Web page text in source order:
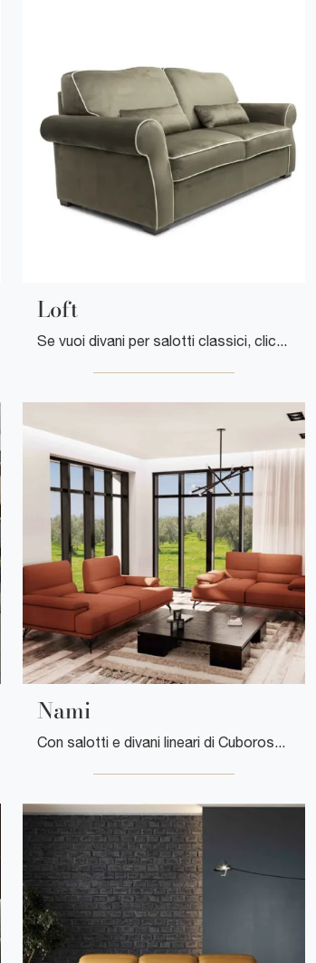
Loft
Nami
Con salotti e divani lineari di Cuborosso come il modello Nami in tessuto, potrai completare il tuo concept d'arredo.